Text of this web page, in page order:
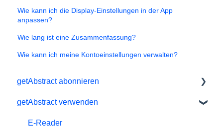
Wie kann ich die Display-Einstellungen in der App
anpassen?
Wie lang ist eine Zusammenfassung?
Wie kann ich meine Kontoeinstellungen verwalten?
getAbstract abonnieren
Abonnement verwalten
Persönliche Daten und Präferenzen
getAbstract verwenden
E-Reader